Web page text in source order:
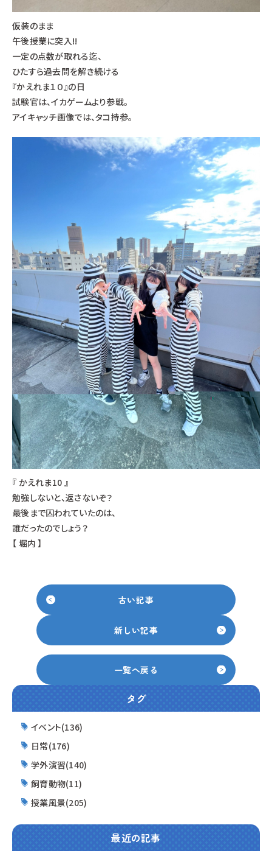
仮装のまま
午後授業に突入!!
一定の点数が取れる迄、
ひたすら過去問を解き続ける
『かえれま１０』の日
試験官は、イカゲームより参戦。
アイキャッチ画像では、タコ持参。
『 かえれま10 』
勉強しないと、返さないぞ？
最後まで囚われていたのは、
誰だったのでしょう？
【 堀内 】
古い記事
新しい記事
一覧へ戻る
タグ
イベント(136)
日常(176)
学外演習(140)
飼育動物(11)
授業風景(205)
最近の記事